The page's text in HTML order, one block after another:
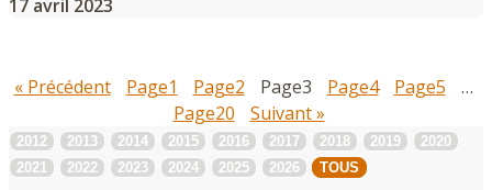
17 avril 2023
« Précédent Page1 Page2 Page3 Page4 Page5
…
Page20 Suivant »
2012 2013 2014 2015 2016 2017 2018 2019
2020
2021
2022 2023 2024 2025 2026 TOUS